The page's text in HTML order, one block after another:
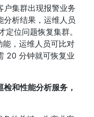
户集群出现报警业务
分析结果，运维人员
位问题恢复集群。
，运维人员可比对
20 分钟就可恢复业
和性能分析服务，